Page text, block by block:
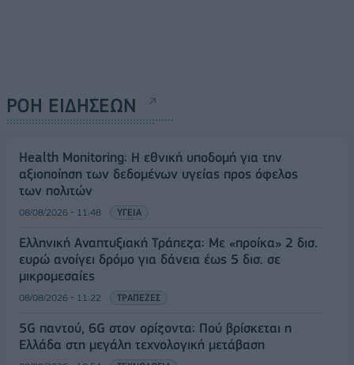
ΡΟΗ ΕΙΔΗΣΕΩΝ
Health Monitoring: Η εθνική υποδομή για την
αξιοποίηση των δεδομένων υγείας προς όφελος
των πολιτών
08/08/2026 - 11:48 ΥΓΕΙΑ
Ελληνική Αναπτυξιακή Τράπεζα: Με «προίκα» 2 δισ.
ευρώ ανοίγει δρόμο για δάνεια έως 5 δισ. σε
μικρομεσαίες
08/08/2026 - 11:22 ΤΡΑΠΕΖΕΣ
5G παντού, 6G στον ορίζοντα: Πού βρίσκεται η
Ελλάδα στη μεγάλη τεχνολογική μετάβαση